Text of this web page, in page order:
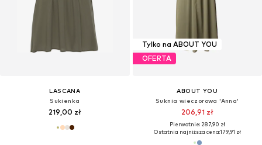
LASCANA
Sukienka
219,00 zł
Tylko na ABOUT YOU
OFERTA
ABOUT YOU
Suknia wieczorowa 'Anna'
206,91 zł
Pierwotnie: 287,90 zł
Ostatnia najniższa cena:179,91 zł